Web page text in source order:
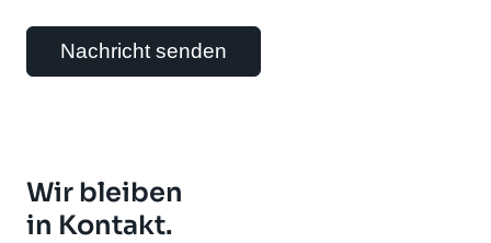
Nachricht senden
Wir bleiben
in Kontakt.